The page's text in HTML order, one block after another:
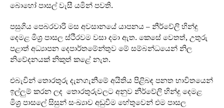
බොහෝ පාසල් වැසී යමින් පවති.
පසුගිය පෙබරවාරි මස අවසානයේ යාපනය – නීර්වේලි හින්දු
දෙමළ මිශ්‍ර පාසල ස්ථිරවම වසා දමා ඇත. කෙසේ වෙතත්, උතුරු
පළාත් අධ්‍යාපන දෙපාර්තමේන්තුව මේ සම්බන්ධයෙන් නිල
නිවේදනයක් නිකුත් කළේ නැත.
එබැවින් තොරතුරු දැනගැනීමේ අයිතිය පිළිබඳ පනත භාවිතයෙන්
ඉල්ලුම් කරන ලද තොරතුරුවලට අනුව නීර්වේලි හින්දු දෙමළ
මිශ්‍ර පාසලේ සිසුන් සංඛ්‍යාව අඩුවීම හේතුවෙන් එම පාසල